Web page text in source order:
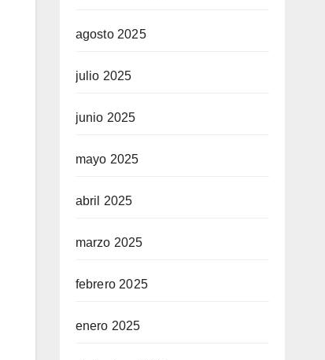
agosto 2025
julio 2025
junio 2025
mayo 2025
abril 2025
marzo 2025
febrero 2025
enero 2025